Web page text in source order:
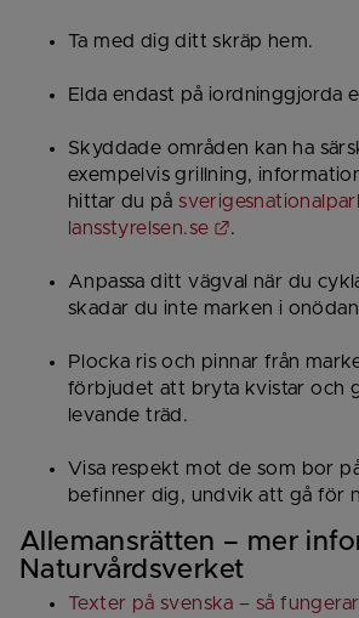
Ta med dig ditt skräp hem.
Elda endast på iordninggjorda
Skyddade områden kan ha
exempelvis grillning,
hittar du på
lansstyrelsen.se
Länk till
.
Anpassa ditt vägval när du
skadar du inte marken i
Plocka ris och pinnar från
förbjudet att bryta kvistar och
levande träd.
Visa respekt mot de som bor
befinner dig, undvik att gå för
Allemansrätten – mer
Naturvårdsverket
Texter på svenska – så